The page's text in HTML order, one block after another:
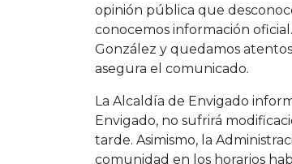
opinión pública que
conocemos información
González y quedamos
asegura el comunicado.
La Alcaldía de Envigado
Envigado, no sufrirá
tarde. Asimismo, la
comunidad en los horarios